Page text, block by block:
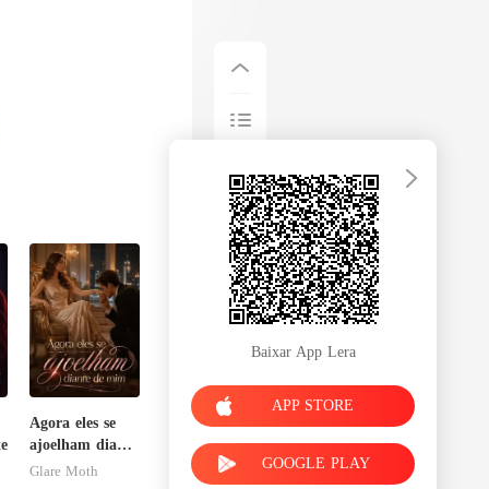
Agora eles se
ajoelham diante
de mim
Glare Moth
Baixar App Lera
APP STORE
GOOGLE PLAY